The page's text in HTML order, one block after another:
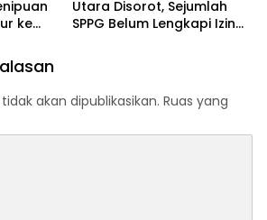
ke
Utara Disorot, Sejumlah
SPPG Belum Lengkapi Izin
akan dipublikasikan. Ruas yang